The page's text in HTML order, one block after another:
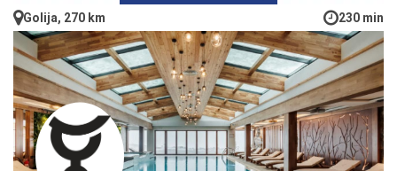
Golija, 270 km 230 min